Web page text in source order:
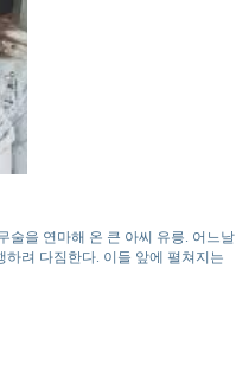
술을 연마해 온 큰 아씨 유릉. 어느날
려 다짐한다. 이들 앞에 펼쳐지는